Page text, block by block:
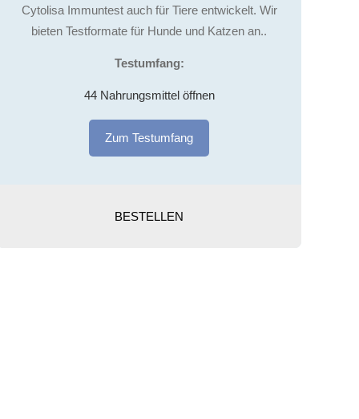
Cytolisa Immuntest auch für Tiere entwickelt. Wir
bieten Testformate für Hunde und Katzen an..
Testumfang:
44 Nahrungsmittel öffnen
Zum Testumfang
BESTELLEN